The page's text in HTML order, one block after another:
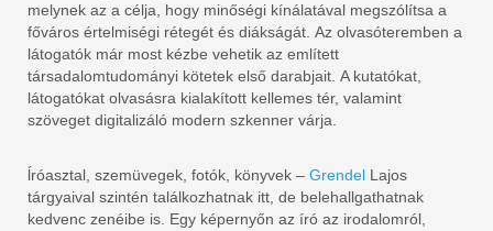
melynek az a célja, hogy minőségi kínálatával megszólítsa a
főváros értelmiségi rétegét és diákságát. Az olvasóteremben a
látogatók már most kézbe vehetik az említett
társadalomtudományi kötetek első darabjait. A kutatókat,
látogatókat olvasásra kialakított kellemes tér, valamint
szöveget digitalizáló modern szkenner várja.
ĺróasztal, szemüvegek, fotók, könyvek – Grendel Lajos
tárgyaival szintén találkozhatnak itt, de belehallgathatnak
kedvenc zenéibe is. Egy képernyőn az író az irodalomról,